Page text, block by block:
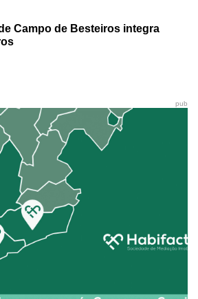
Campo de Besteiros integra
pub